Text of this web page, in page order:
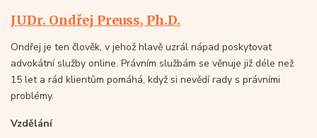
JUDr. Ondřej Preuss, Ph.D.
Ondřej je ten člověk, v jehož hlavě uzrál nápad poskytovat
advokátní služby online. Právním službám se věnuje již déle než
15 let a rád klientům pomáhá, když si nevědí rady s právními
problémy.
Vzdělání